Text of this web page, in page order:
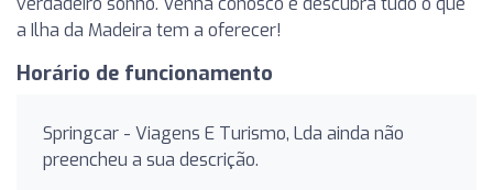
a Ilha da Madeira tem a oferecer!
Horário de funcionamento
Springcar - Viagens E Turismo, Lda ainda não
preencheu a sua descrição.